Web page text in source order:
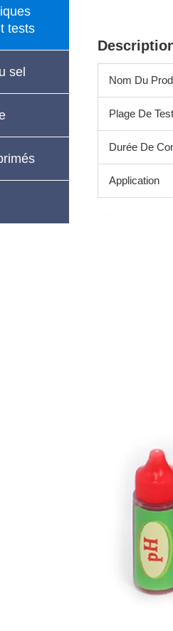
tests
sel
Nom Du
Plage De Test
Durée De
Application